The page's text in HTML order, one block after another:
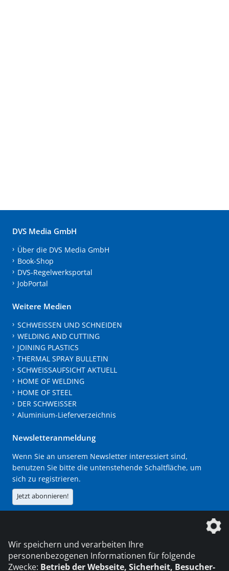
DVS Media GmbH
Über die DVS Media GmbH
Book-Shop
DVS-Regelwerksportal
JobPortal
Weitere Medien
SCHWEISSEN UND SCHNEIDEN
WELDING AND CUTTING
JOINING PLASTICS
THERMAL SPRAY BULLETIN
SCHWEISSAUFSICHT AKTUELL
HOME OF WELDING
HOME OF STEEL
DER SCHWEISSER
Aluminium-Lieferverzeichnis
Newsletteranmeldung
Wenn Sie an unserem Newsletter interessiert sind,
benutzen Sie bitte die untenstehende Schaltfläche, um
sich zu registrieren.
Jetzt abonnieren!
Die DVS Media GmbH ist ein Unternehmen der
Wir speichern und verarbeiten Ihre
personenbezogenen Informationen für folgende
Zwecke: Betrieb der Webseite, Sicherheit, Besucher-